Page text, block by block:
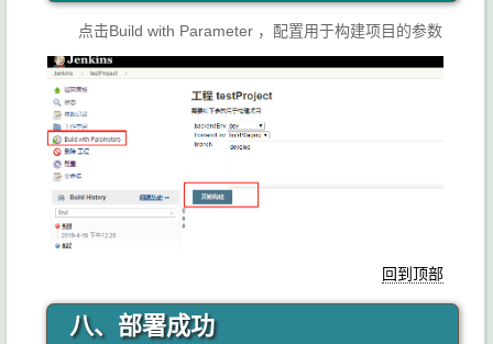
点击Build with Parameter ，配置用于构建项目的参数
回到顶部
八、部署成功